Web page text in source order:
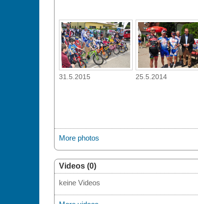
31.5.2015 25.5.2014
More photos
Videos (0)
keine Videos